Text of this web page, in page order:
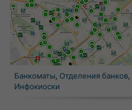
Банкоматы, Отделения банков,
Инфокиоски